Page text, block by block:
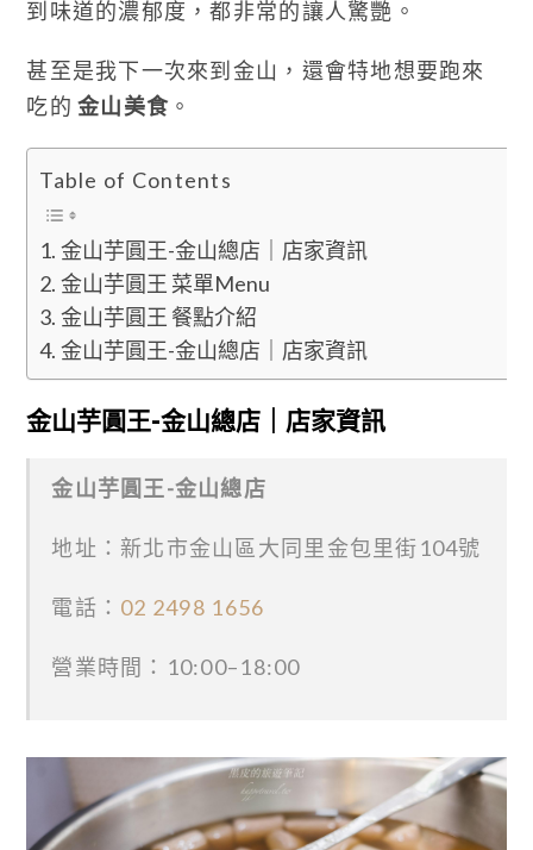
到味道的濃郁度，都非常的讓人驚艷。
甚至是我下一次來到金山，還會特地想要跑來
吃的金山美食 。
Table of Contents
金山芋圓王-金山總店｜店家資訊
金山芋圓王 菜單Menu
金山芋圓王 餐點介紹
金山芋圓王-金山總店｜店家資訊
金山芋圓王-金山總店｜店家資訊
金山芋圓王-金山總店
地址：新北市金山區大同里金包里街104號
電話： 02 2498 1656
營業時間：10:00–18:00